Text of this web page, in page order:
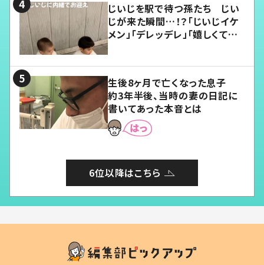
じいじを駅で待つ孫たち じい
じが来た瞬間…！？「じいじイケ
メン」「デレッデレ」「嬉しくて可
生後8ヶ月で亡くなった息子
約3年半後、当時の妻の日記に
書いてあった本音とは
6位以降はこちら